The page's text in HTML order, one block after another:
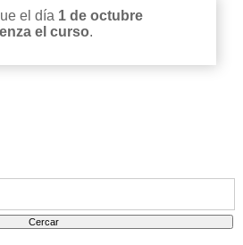
el día 1 de octubre
el curso.